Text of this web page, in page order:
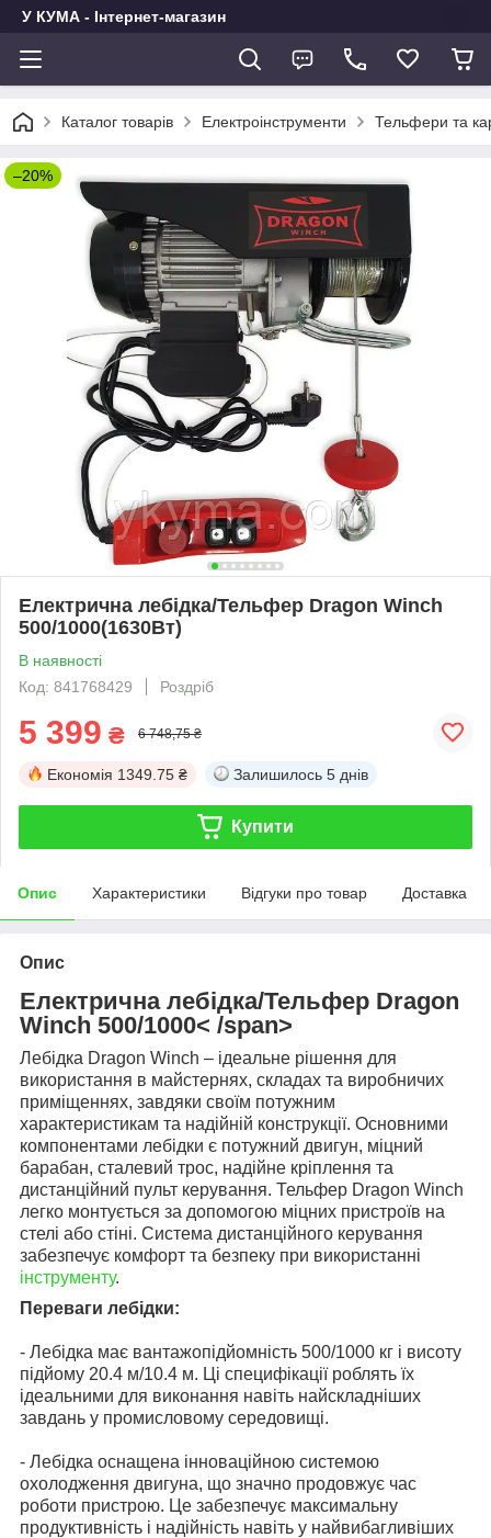
У КУМА - Інтернет-магазин
Каталог товарів Електроінструменти Тельфери та
–20%
Електрична лебідка/Тельфер Dragon Winch
500/1000(1630Вт)
В наявності
Код: 841768429
Роздріб
5 399 ₴ 6 748,75 ₴
Економія 1349.75 ₴ Залишилось 5 днів
Купити
Опис Характеристики Відгуки про товар Доставка
Опис
Електрична лебідка/Тельфер Dragon
Winch 500/1000< /span>
Лебідка Dragon Winch – ідеальне рішення для
використання в майстернях, складах та виробничих
приміщеннях, завдяки своїм потужним
характеристикам та надійній конструкції. Основними
компонентами лебідки є потужний двигун, міцний
барабан, сталевий трос, надійне кріплення та
дистанційний пульт керування. Тельфер Dragon Winch
легко монтується за допомогою міцних пристроїв на
стелі або стіні. Система дистанційного керування
забезпечує комфорт та безпеку при використанні
інструменту.
Переваги лебідки:
- Лебідка має вантажопідйомність 500/1000 кг і висоту
підйому 20.4 м/10.4 м. Ці специфікації роблять їх
ідеальними для виконання навіть найскладніших
завдань у промисловому середовищі.
- Лебідка оснащена інноваційною системою
охолодження двигуна, що значно продовжує час
роботи пристрою. Це забезпечує максимальну
продуктивність і надійність навіть у найвибагливіших